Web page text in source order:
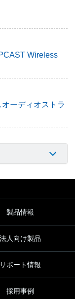
Wireless
ーディオストラ
製品情報
法人向け製品
サポート情報
採用事例